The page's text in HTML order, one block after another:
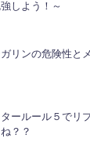
しよう！～
リンの危険性と
ールール５でリ
ね？？